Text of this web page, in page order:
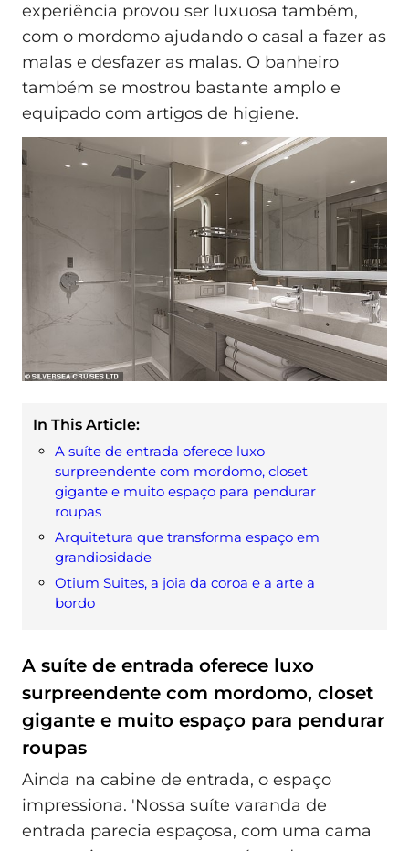
experiência provou ser luxuosa também,
com o mordomo ajudando o casal a fazer as
malas e desfazer as malas. O banheiro
também se mostrou bastante amplo e
equipado com artigos de higiene.
In This Article:
A suíte de entrada oferece luxo
surpreendente com mordomo, closet
gigante e muito espaço para pendurar
roupas
Arquitetura que transforma espaço em
grandiosidade
Otium Suites, a joia da coroa e a arte a
bordo
A suíte de entrada oferece luxo
surpreendente com mordomo, closet
gigante e muito espaço para pendurar
roupas
Ainda na cabine de entrada, o espaço
impressiona. 'Nossa suíte varanda de
entrada parecia espaçosa, com uma cama